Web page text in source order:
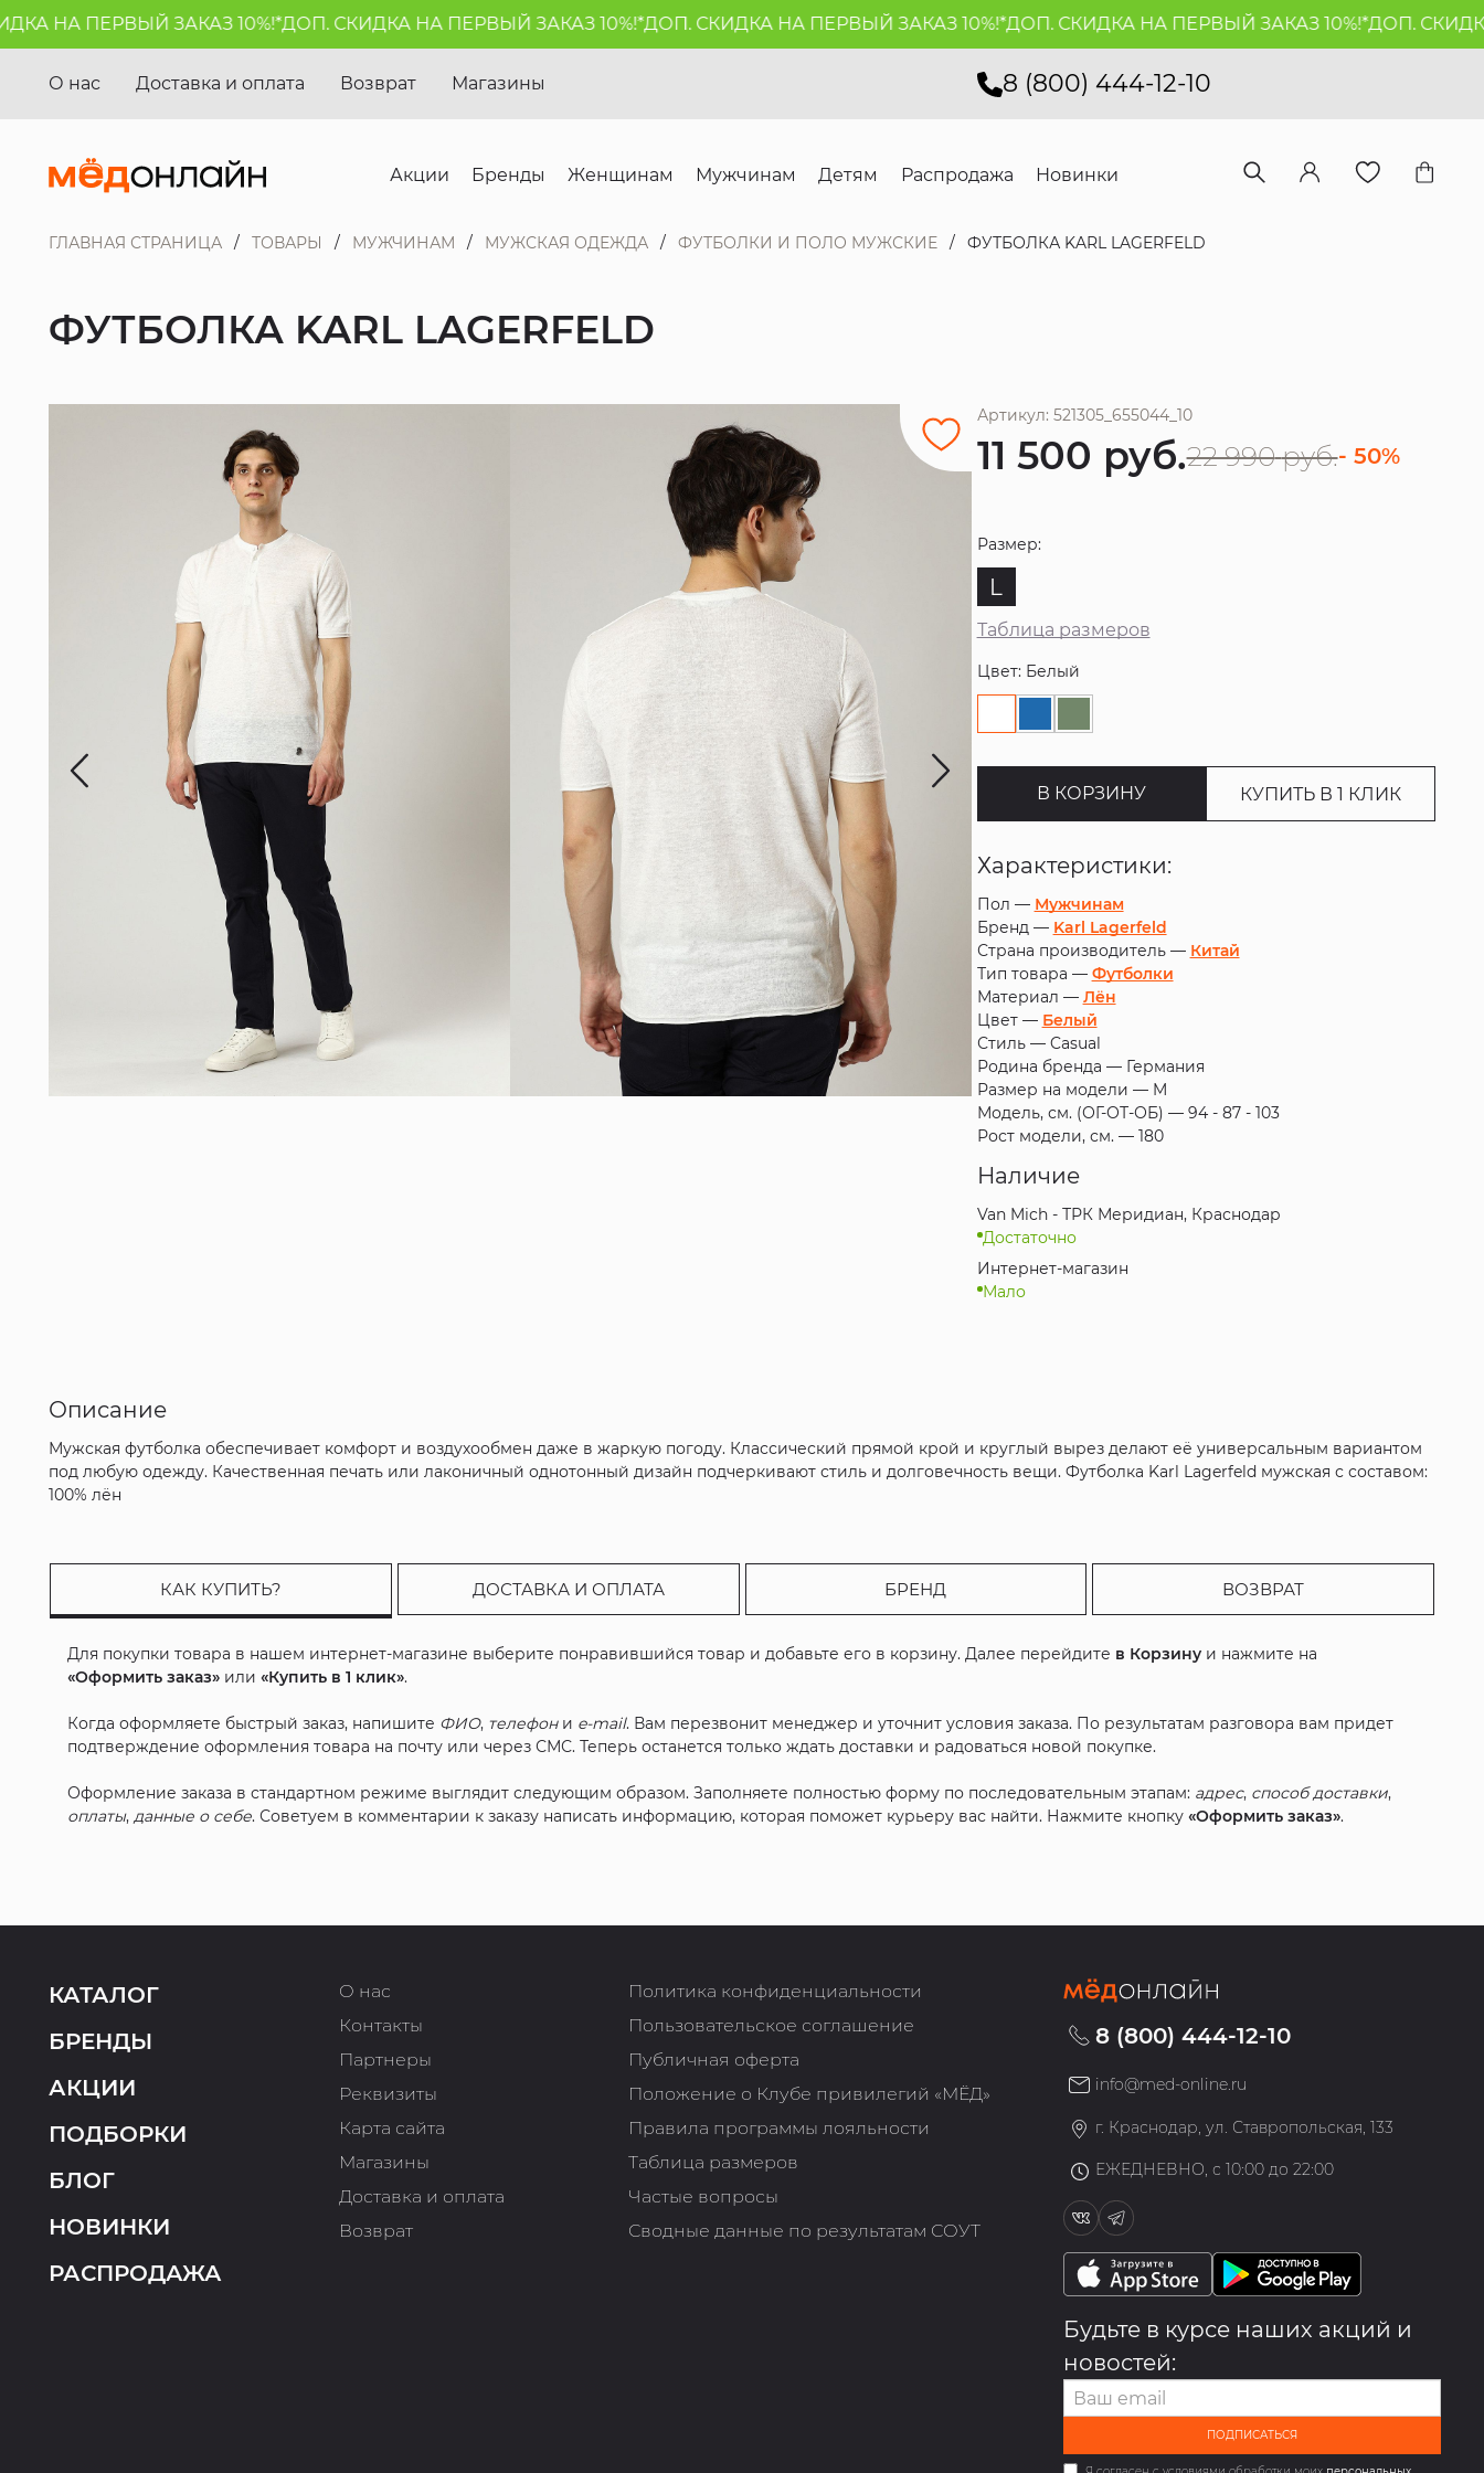
НА ПЕРВЫЙ ЗАКАЗ 10%!*ДОП. СКИДКА НА ПЕРВЫЙ ЗАКАЗ 10%!*ДОП. СКИДКА НА ПЕРВЫЙ ЗАКАЗ 10%!*ДОП. СКИДКА НА ПЕРВЫЙ ЗАКАЗ 10%!*ДОП. СКИДКА
8 (800) 444-12-10
О нас Доставка и оплата Возврат Магазины
Акции Бренды Женщинам Мужчинам Детям Распродажа Новинки
ГЛАВНАЯ СТРАНИЦА ТОВАРЫ МУЖЧИНАМ МУЖСКАЯ ОДЕЖДА ФУТБОЛКИ И ПОЛО МУЖСКИЕ ФУТБОЛКА KARL LAGERFELD
ФУТБОЛКА KARL LAGERFELD
Артикул: 521305_655044_10
11 500 руб.22 990 руб.- 50%
Размер:
L
Таблица размеров
Цвет: Белый
В КОРЗИНУ КУПИТЬ В 1 КЛИК
Характеристики:
Пол — Мужчинам
Бренд — Karl Lagerfeld
Страна производитель — Китай
Тип товара — Футболки
Материал — Лён
Цвет — Белый
Стиль — Casual
Родина бренда — Германия
Размер на модели — M
Модель, см. (ОГ-ОТ-ОБ) — 94 - 87 - 103
Рост модели, см. — 180
Наличие
Van Mich - ТРК Меридиан, Краснодар
Достаточно
Интернет-магазин
Мало
Описание
Мужская футболка обеспечивает комфорт и воздухообмен даже в жаркую погоду. Классический прямой крой и круглый вырез делают её универсальным вариантом
под любую одежду. Качественная печать или лаконичный однотонный дизайн подчеркивают стиль и долговечность вещи. Футболка Karl Lagerfeld мужская с составом:
100% лён
КАК КУПИТЬ? ДОСТАВКА И ОПЛАТА БРЕНД ВОЗВРАТ
Для покупки товара в нашем интернет-магазине выберите понравившийся товар и добавьте его в корзину. Далее перейдите в Корзину и нажмите на
«Оформить заказ» или«Купить в 1 клик».
Когда оформляете быстрый заказ, напишите ФИО, телефони e-mail. Вам перезвонит менеджер и уточнит условия заказа. По результатам разговора вам придет
подтверждение оформления товара на почту или через СМС. Теперь останется только ждать доставки и радоваться новой покупке.
Оформление заказа в стандартном режиме выглядит следующим образом. Заполняете полностью форму по последовательным этапам: адрес, способ доставки,
оплаты,данные о себе. Советуем в комментарии к заказу написать информацию, которая поможет курьеру вас найти. Нажмите кнопку«Оформить заказ».
КАТАЛОГ
БРЕНДЫ
АКЦИИ
ПОДБОРКИ
БЛОГ
НОВИНКИ
РАСПРОДАЖА
О нас
Контакты
Партнеры
Реквизиты
Карта сайта
Магазины
Доставка и оплата
Возврат
Политика конфиденциальности
Пользовательское соглашение
Публичная оферта
Положение о Клубе привилегий «МЁД»
Правила программы лояльности
Таблица размеров
Частые вопросы
Сводные данные по результатам СОУТ
8 (800) 444-12-10
info@med-online.ru
г. Краснодар, ул. Ставропольская, 133
ЕЖЕДНЕВНО, с 10:00 до 22:00
Будьте в курсе наших акций и
новостей:
ПОДПИСАТЬСЯ